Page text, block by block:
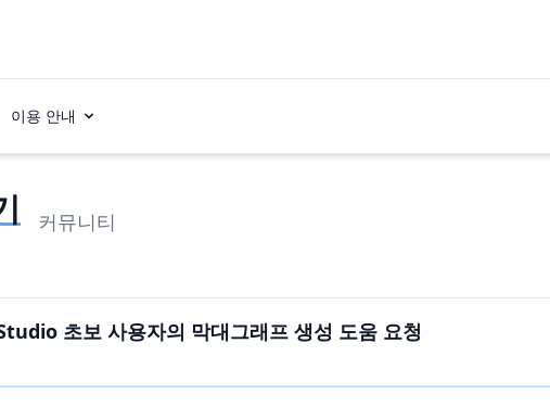
이용 안내
커뮤니티
초보 사용자의 막대그래프 생성 도움 요청